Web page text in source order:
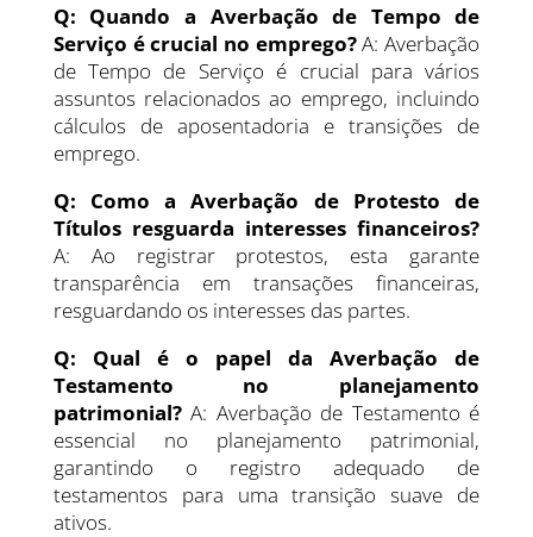
Q: Quando a Averbação de Tempo de
Serviço é crucial no emprego?A: Averbação
de Tempo de Serviço é crucial para vários
assuntos relacionados ao emprego, incluindo
cálculos de aposentadoria e transições de
emprego.
Q:
Como a Averbação de Protesto de
Títulos resguarda interesses financeiros?
A: Ao registrar protestos, esta garante
transparência em transações financeiras,
resguardando os interesses das partes.
Q:
Qual é o papel da Averbação de
Testamento no planejamento
patrimonial?A: Averbação de Testamento é
essencial no planejamento patrimonial,
garantindo o registro adequado de
testamentos para uma transição suave de
ativos.